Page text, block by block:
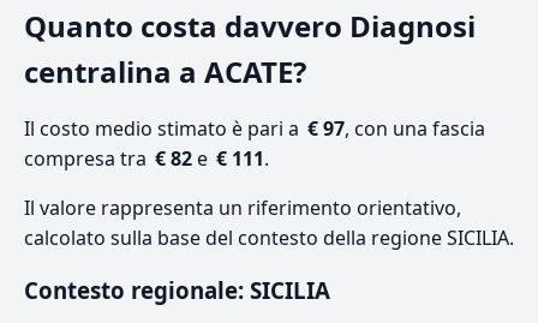
Quanto costa davvero Diagnosi
centralina a ACATE?
Il costo medio stimato è pari a € 97, con una fascia
compresa tra € 82e € 111.
Il valore rappresenta un riferimento orientativo,
calcolato sulla base del contesto della regione SICILIA.
Contesto regionale: SICILIA